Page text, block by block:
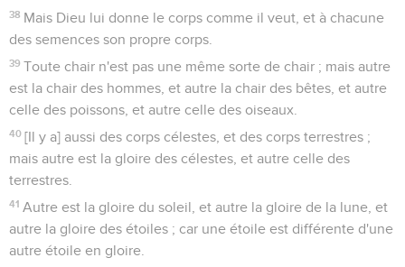
38 Mais Dieu lui donne le corps comme il veut, et à chacune
des semences son propre corps.
39 Toute chair n'est pas une même sorte de chair ; mais autre
est la chair des hommes, et autre la chair des bêtes, et autre
celle des poissons, et autre celle des oiseaux.
40 [Il y a] aussi des corps célestes, et des corps terrestres ;
mais autre est la gloire des célestes, et autre celle des
terrestres.
41 Autre est la gloire du soleil, et autre la gloire de la lune, et
autre la gloire des étoiles ; car une étoile est différente d'une
autre étoile en gloire.